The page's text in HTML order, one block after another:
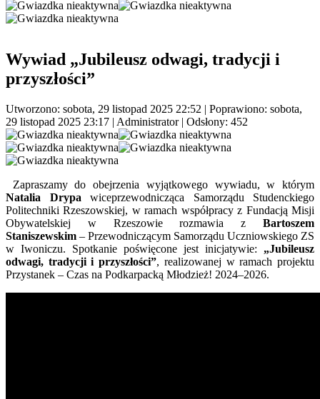
Wywiad „Jubileusz odwagi, tradycji i
przyszłości”
Utworzono: sobota, 29 listopad 2025 22:52 | Poprawiono: sobota,
29 listopad 2025 23:17 | Administrator| Odsłony: 452
Zapraszamy do obejrzenia wyjątkowego wywiadu, w którym
Natalia Drypa wiceprzewodnicząca Samorządu Studenckiego
Politechniki Rzeszowskiej, w ramach współpracy z Fundacją Misji
Obywatelskiej w Rzeszowie rozmawia z Bartoszem
Staniszewskim – Przewodniczącym Samorządu Uczniowskiego ZS
w Iwoniczu. Spotkanie poświęcone jest inicjatywie: „Jubileusz
odwagi, tradycji i przyszłości”, realizowanej w ramach projektu
Przystanek – Czas na Podkarpacką Młodzież! 2024–2026.